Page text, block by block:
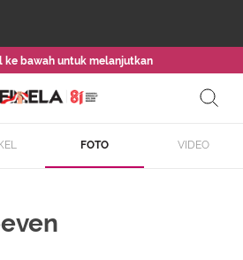
ke bawah untuk melanjutkan
FOTO VIDEO